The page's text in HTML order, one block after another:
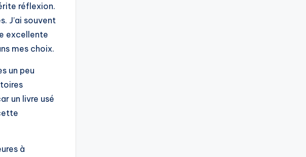
réflexion.
J’ai souvent
excellente
mes choix.
un peu
un livre usé
à